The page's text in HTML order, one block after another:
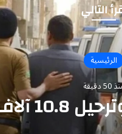
التالي
الرئيسية
دقيقة